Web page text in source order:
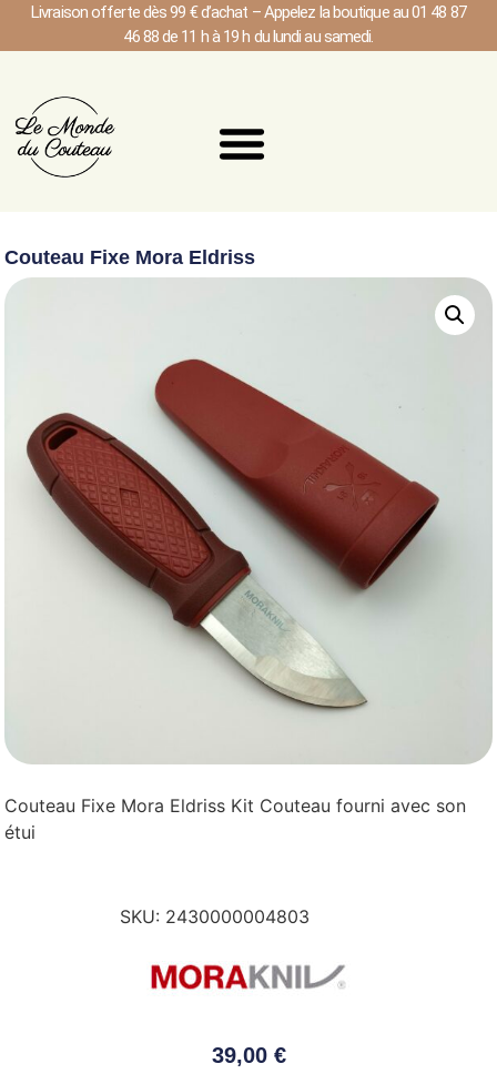
Livraison offerte dès 99 € d’achat – Appelez la boutique au 01 48 87
46 88 de 11 h à 19 h du lundi au samedi.
Couteau Fixe Mora Eldriss
Couteau Fixe Mora Eldriss Kit Couteau fourni avec son
étui
SKU: 2430000004803
39,00 €